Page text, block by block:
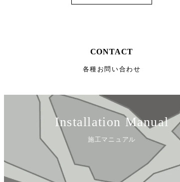
CONTACT
各種お問い合わせ
Installation Manual
施工マニュアル